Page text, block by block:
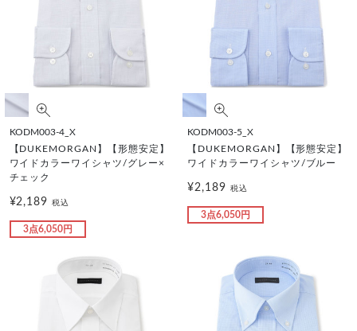
KODM003-4_X
【DUKEMORGAN】【形態安定】
ワイドカラーワイシャツ/グレー×
チェック
¥2,189税込
3点6,050円
KODM003-5_X
【DUKEMORGAN】【形態安定】
ワイドカラーワイシャツ/ブルー
¥2,189 税込
3点6,050円